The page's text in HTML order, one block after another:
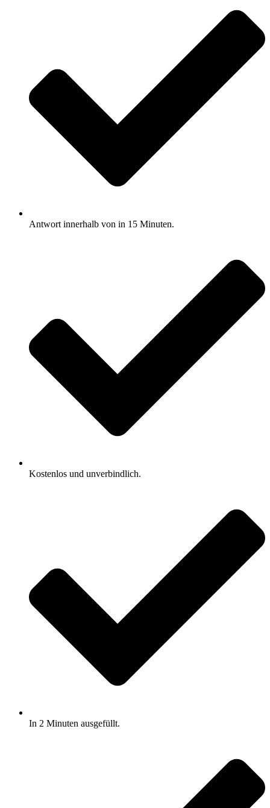
Antwort innerhalb von in 15 Minuten.
Kostenlos und unverbindlich.
In 2 Minuten ausgefüllt.